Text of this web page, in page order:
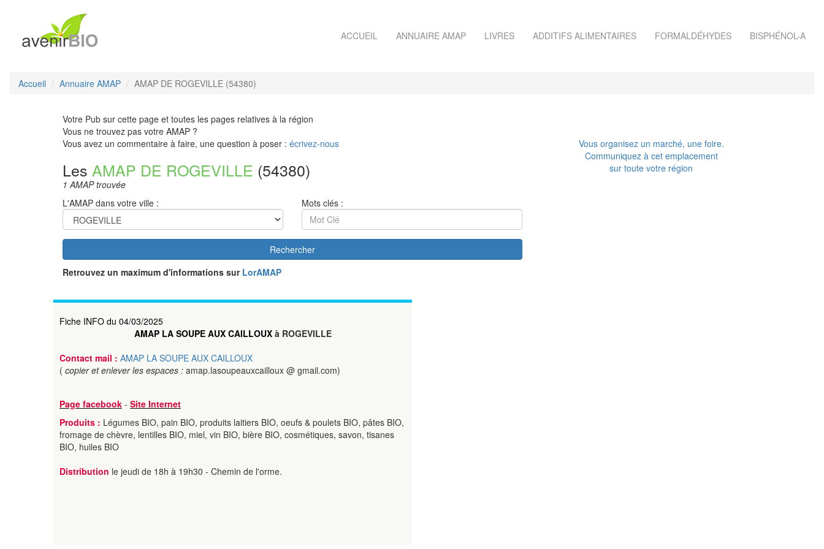
ACCUEIL ANNUAIRE AMAP LIVRES ADDITIFS ALIMENTAIRES FORMALDÉHYDES BISPHÉNOL-A
Accueil Annuaire AMAP AMAP DE ROGEVILLE (54380)
Votre Pub sur cette page et toutes les pages relatives à la région
Vous ne trouvez pas votre AMAP ?
Vous avez un commentaire à faire, une question à poser : écrivez-nous
Les AMAP DE ROGEVILLE (54380)
1 AMAP trouvée
L'AMAP dans votre ville :
Mots clés :
Rechercher
Retrouvez un maximum d'informations sur LorAMAP
Vous organisez un marché, une foire.
Communiquez à cet emplacement
sur toute votre région
Fiche INFO du 04/03/2025
AMAP LA SOUPE AUX CAILLOUXà ROGEVILLE
Contact mail : AMAP LA SOUPE AUX CAILLOUX
( copier et enlever les espaces : amap.lasoupeauxcailloux @ gmail.com)
Page facebook - Site Internet
Produits : Légumes BIO, pain BIO, produits laitiers BIO, oeufs & poulets BIO, pâtes BIO,
fromage de chèvre, lentilles BIO, miel, vin BIO, bière BIO, cosmétiques, savon, tisanes
BIO, huiles BIO
Distribution le jeudi de 18h à 19h30 - Chemin de l'orme.